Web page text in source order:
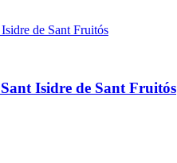
Isidre de Sant Fruitós